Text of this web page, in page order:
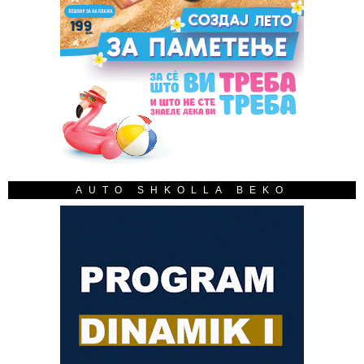
AUTO SHKOLLA BEKO